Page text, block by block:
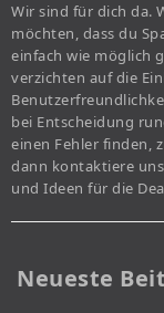
Wir sind für dich da.
möchten, dass du
einfach wie möglich
verzichten auf die
bei Entscheidung
einen Fehler finden,
dann kontaktiere
und Ideen für die
Neueste